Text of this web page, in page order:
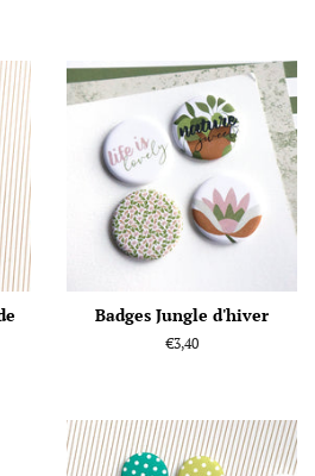
Badges Jungle d'hiver
Prix
€3,40